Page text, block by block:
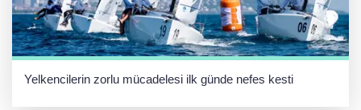
Yelkencilerin zorlu mücadelesi ilk günde nefes kesti